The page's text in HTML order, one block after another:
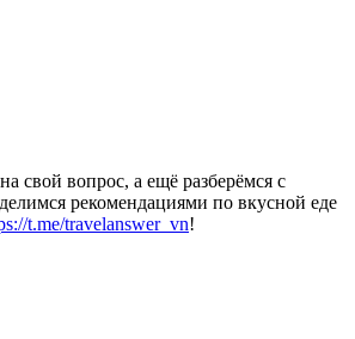
свой вопрос, а ещё разберёмся с
рекомендациями по вкусной еде
t.me/travelanswer_vn!